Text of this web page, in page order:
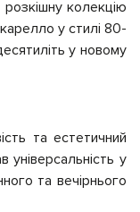
колекцію
у стилі 80-
у новому
та естетичний
універсальність у
та вечірнього